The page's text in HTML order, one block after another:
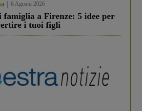
6 Agosto 2026
famiglia a Firenze: 5 idee per
i tuoi figli